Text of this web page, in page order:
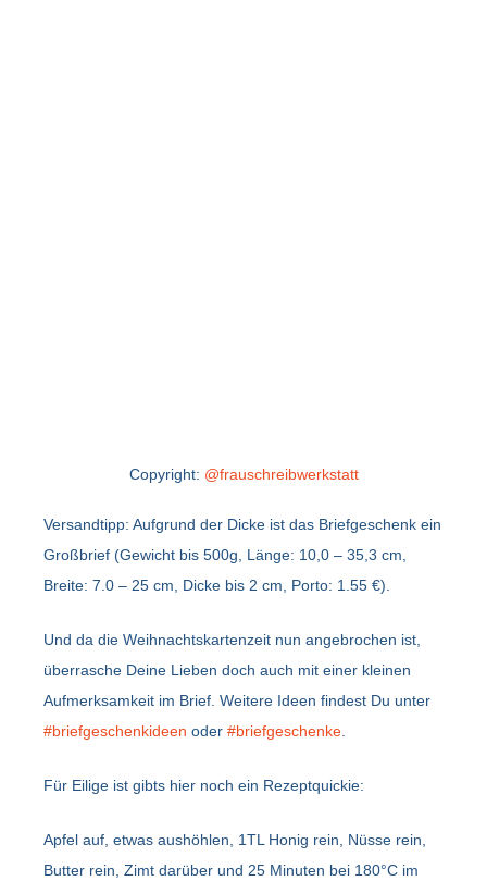
Copyright: @frauschreibwerkstatt
Versandtipp: Aufgrund der Dicke ist das Briefgeschenk ein
Großbrief (Gewicht bis 500g, Länge: 10,0 – 35,3 cm,
Breite: 7.0 – 25 cm, Dicke bis 2 cm, Porto: 1.55 €).
Und da die Weihnachtskartenzeit nun angebrochen ist,
überrasche Deine Lieben doch auch mit einer kleinen
Aufmerksamkeit im Brief. Weitere Ideen findest Du unter
#briefgeschenkideen oder #briefgeschenke.
Für Eilige ist gibts hier noch ein Rezeptquickie:
Apfel auf, etwas aushöhlen, 1TL Honig rein, Nüsse rein,
Butter rein, Zimt darüber und 25 Minuten bei 180°C im